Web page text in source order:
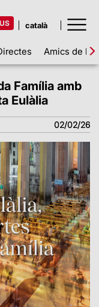
Amics de la
Família amb
Eulàlia
02/02/26